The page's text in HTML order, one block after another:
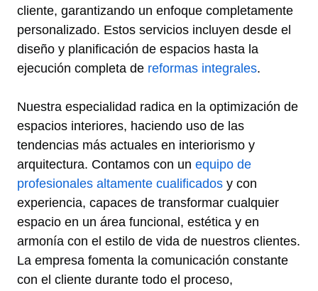
cliente, garantizando un enfoque completamente
personalizado. Estos servicios incluyen desde el
diseño y planificación de espacios hasta la
ejecución completa de reformas integrales.
Nuestra especialidad radica en la optimización de
espacios interiores, haciendo uso de las
tendencias más actuales en interiorismo y
arquitectura. Contamos con un equipo de
profesionales altamente cualificados y con
experiencia, capaces de transformar cualquier
espacio en un área funcional, estética y en
armonía con el estilo de vida de nuestros clientes.
La empresa fomenta la comunicación constante
con el cliente durante todo el proceso,